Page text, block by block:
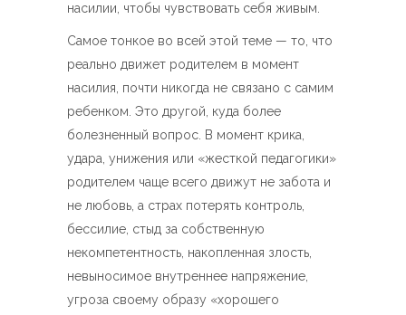
насилии, чтобы чувствовать себя живым.
Самое тонкое во всей этой теме — то, что
реально движет родителем в момент
насилия, почти никогда не связано с самим
ребенком. Это другой, куда более
болезненный вопрос. В момент крика,
удара, унижения или «жесткой педагогики»
родителем чаще всего движут не забота и
не любовь, а страх потерять контроль,
бессилие, стыд за собственную
некомпетентность, накопленная злость,
невыносимое внутреннее напряжение,
угроза своему образу «хорошего